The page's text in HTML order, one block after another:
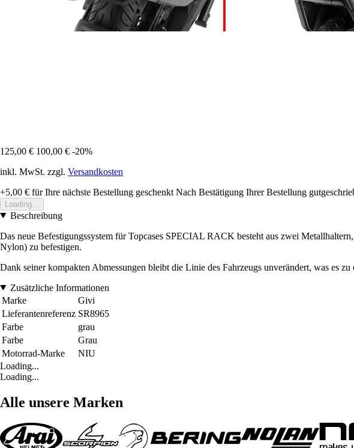
125,00 € 100,00 € -20%
inkl. MwSt. zzgl. Versandkosten
+5,00 € für Ihre nächste Bestellung geschenkt Nach Bestätigung Ihrer Bestellung
Loading...
Beschreibung
Das neue Befestigungssystem für Topcases SPECIAL RACK besteht aus zwei
Nylon) zu befestigen.
Dank seiner kompakten Abmessungen bleibt die Linie des Fahrzeugs unverändert, was es
Zusätzliche Informationen
Marke
Givi
Lieferantenreferenz SR8965
Farbe
grau
Farbe
Grau
Motorrad-Marke
NIU
Loading...
Loading...
Alle unsere Marken